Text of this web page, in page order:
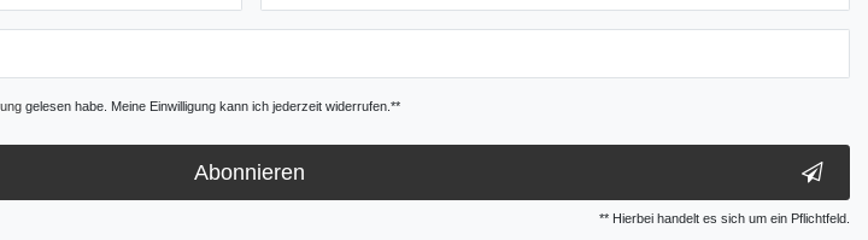
gelesen habe. Meine Einwilligung kann ich jederzeit widerrufen.**
Abonnieren
** Hierbei handelt es sich um ein Pflichtfeld.